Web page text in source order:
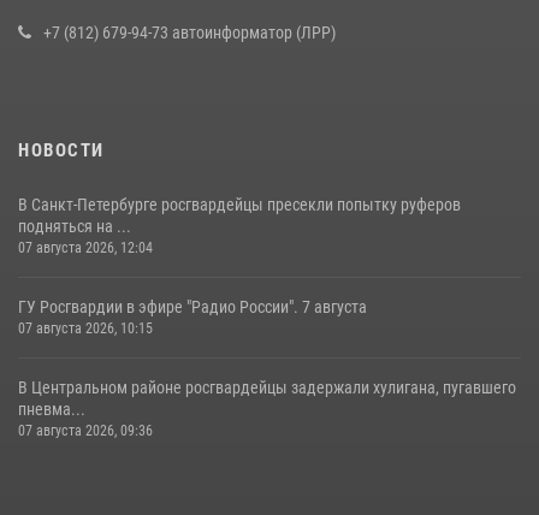
+7 (812) 679-94-73 автоинформатор (ЛРР)
НОВОСТИ
В Санкт-Петербурге росгвардейцы пресекли попытку руферов
подняться на ...
07 августа 2026, 12:04
ГУ Росгвардии в эфире "Радио России". 7 августа
07 августа 2026, 10:15
В Центральном районе росгвардейцы задержали хулигана, пугавшего
пневма...
07 августа 2026, 09:36